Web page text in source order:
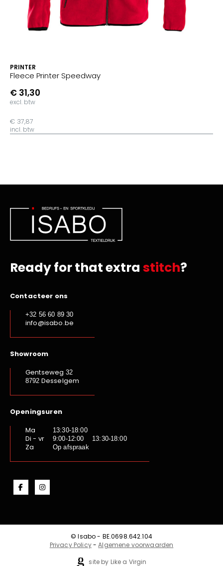
PRINTER
Fleece Printer Speedway
€ 31,30
excl. btw
€ 37,87
incl. btw
Ready for that extra stitch?
Contacteer ons
+32 56 60 89 30
info@isabo.be
Showroom
Gentseweg 32
8792 Desselgem
Openingsuren
Ma
13:30-18:00
Di - vr 9:00-12:00 13:30-18:00
Za Op afspraak
© Isabo - BE.0698.642.104
Privacy Policy-Algemene voorwaarden
site by Like a Virgin